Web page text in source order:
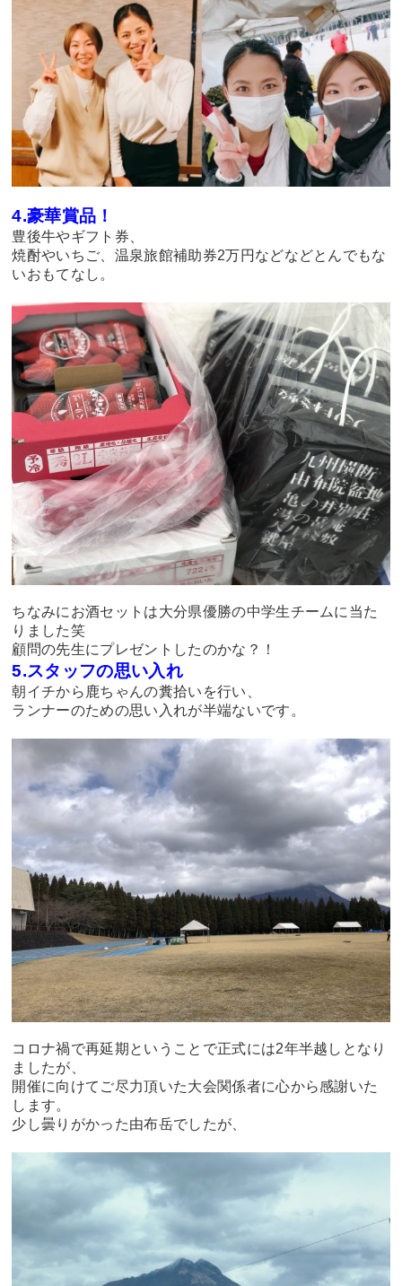
4.豪華賞品！
豊後牛やギフト券、
焼酎やいちご、温泉旅館補助券2万円などなどとんでもな
いおもてなし。
ちなみにお酒セットは大分県優勝の中学生チームに当た
りました笑
顧問の先生にプレゼントしたのかな？！
5.スタッフの思い入れ
朝イチから鹿ちゃんの糞拾いを行い、
ランナーのための思い入れが半端ないです。
コロナ禍で再延期ということで正式には2年半越しとなり
ましたが、
開催に向けてご尽力頂いた大会関係者に心から感謝いた
します。
少し曇りがかった由布岳でしたが、